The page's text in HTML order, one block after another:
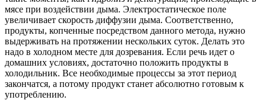
мясе при воздействии дыма. Электростатическое поле
увеличивает скорость диффузии дыма. Соответственно,
продукты, копченные посредством данного метода, нужно
выдерживать на протяжении нескольких суток. Делать это
надо в холодном месте для дозревания. Если речь идет о
домашних условиях, достаточно положить продукты в
холодильник. Все необходимые процессы за этот период
закончатся, а потому продукт станет абсолютно готовым к
употреблению.